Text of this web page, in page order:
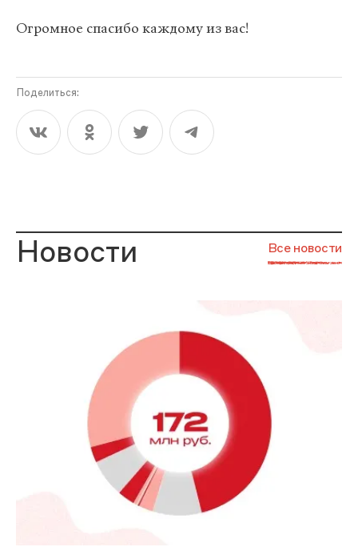
Огромное спасибо каждому из вас!
Поделиться:
Новости Все новости